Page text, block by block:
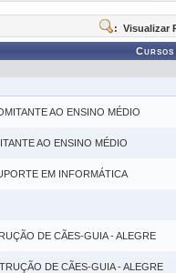
: Visualizar
Cursos
AO ENSINO MÉDIO
AO ENSINO MÉDIO
EM INFORMÁTICA
DE CÃES-GUIA - ALEGRE
DE CÃES-GUIA - ALEGRE